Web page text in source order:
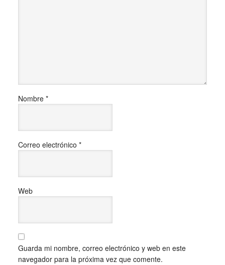
Nombre *
Correo electrónico *
Web
Guarda mi nombre, correo electrónico y web en este
navegador para la próxima vez que comente.